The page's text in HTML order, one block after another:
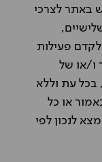
באתר לצרכי
פעילות
ו/או של
בכל עת וללא
או כל
לנכון לפי